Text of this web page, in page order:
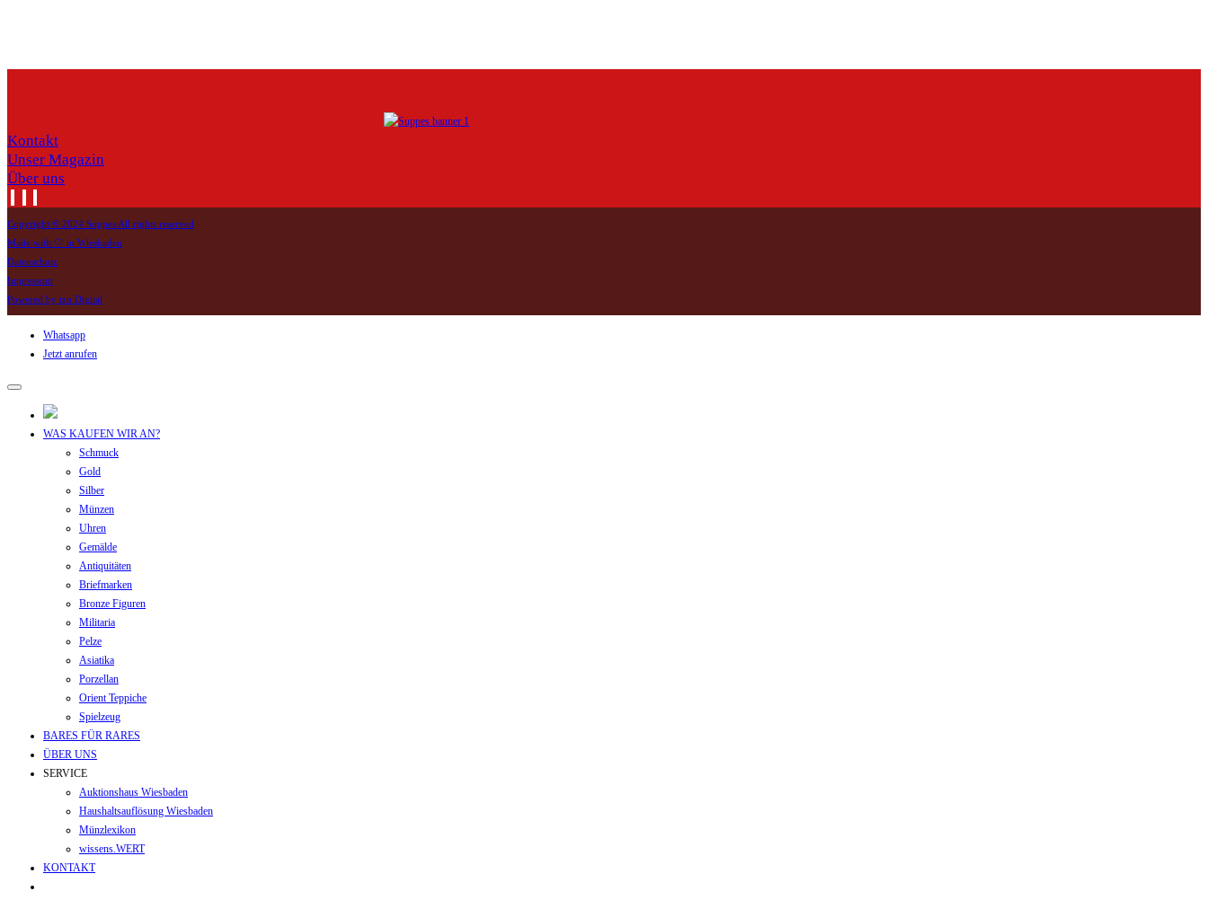
Kontakt
Unser Magazin
Über uns
Copyright © 2024 Suppes All rights reserved
Made with 🤍 in Wiesbaden
Datenschutz
Impressum
Powered by tzn Digital
Whatsapp
Jetzt anrufen
WAS KAUFEN WIR AN?
Schmuck
Gold
Silber
Münzen
Uhren
Gemälde
Antiquitäten
Briefmarken
Bronze Figuren
Militaria
Pelze
Asiatika
Porzellan
Orient Teppiche
Spielzeug
BARES FÜR RARES
ÜBER UNS
SERVICE
Auktionshaus Wiesbaden
Haushaltsauflösung Wiesbaden
Münzlexikon
wissens.WERT
KONTAKT